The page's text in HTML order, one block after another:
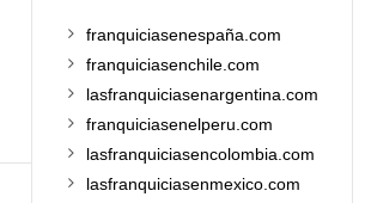
franquiciasenespaña.com
franquiciasenchile.com
lasfranquiciasenargentina.com
franquiciasenelperu.com
lasfranquiciasencolombia.com
lasfranquiciasenmexico.com